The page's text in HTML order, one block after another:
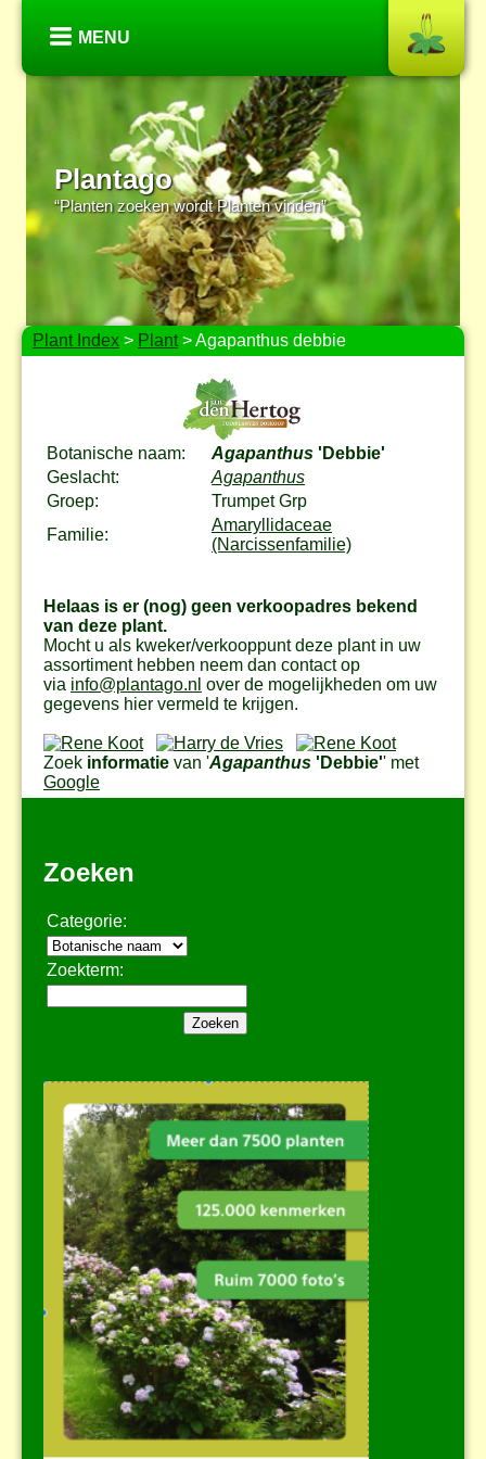
MENU
Plantago
“Planten zoeken wordt Planten vinden”
Plant Index > Plant> Agapanthus debbie
Botanische naam: Agapanthus 'Debbie'
Geslacht:
Agapanthus
Groep:
Trumpet Grp
Familie:
Amaryllidaceae
(Narcissenfamilie)
Helaas is er (nog) geen verkoopadres bekend
van deze plant.
Mocht u als kweker/verkooppunt deze plant in uw
assortiment hebben neem dan contact op
via info@plantago.nl over de mogelijkheden om uw
gegevens hier vermeld te krijgen.
Zoek informatie van 'Agapanthus 'Debbie'' met
Google
Zoeken
Categorie:
Zoekterm: